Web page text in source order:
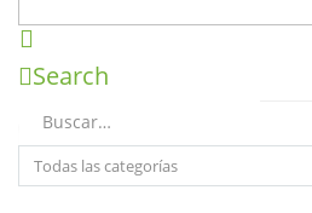
Search